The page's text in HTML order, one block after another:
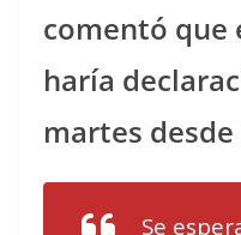
comentó que
haría
martes desde
Se